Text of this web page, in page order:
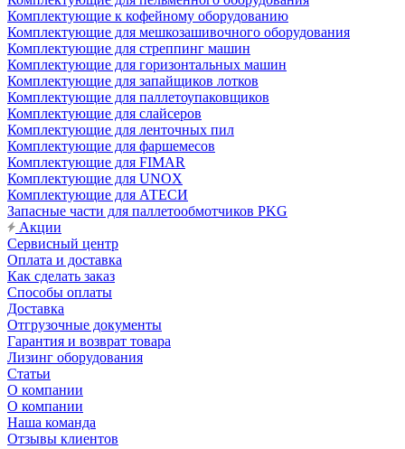
Комплектующие к кофейному оборудованию
Комплектующие для мешкозашивочного оборудования
Комплектующие для стреппинг машин
Комплектующие для горизонтальных машин
Комплектующие для запайщиков лотков
Комплектующие для паллетоупаковщиков
Комплектующие для слайсеров
Комплектующие для ленточных пил
Комплектующие для фаршемесов
Комплектующие для FIMAR
Комплектующие для UNOX
Комплектующие для АТЕСИ
Запасные части для паллетообмотчиков PKG
Акции
Сервисный центр
Оплата и доставка
Как сделать заказ
Способы оплаты
Доставка
Отгрузочные документы
Гарантия и возврат товара
Лизинг оборудования
Статьи
О компании
О компании
Наша команда
Отзывы клиентов